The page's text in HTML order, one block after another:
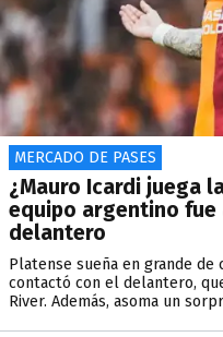
MERCADO DE PASES
¿Mauro Icardi juega
equipo argentino
delantero
Platense sueña en grande de
contactó con el delantero,
River. Además, asoma un